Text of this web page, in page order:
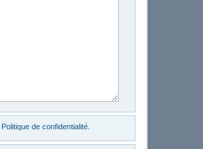
Politique de confidentialité